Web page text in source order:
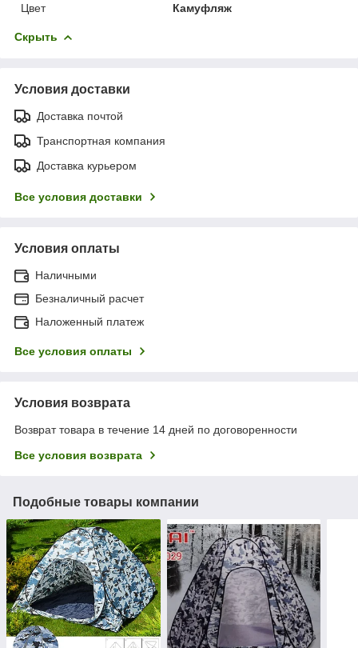
Цвет
Камуфляж
Скрыть
Условия доставки
Доставка почтой
Транспортная компания
Доставка курьером
Все условия доставки
Условия оплаты
Наличными
Безналичный расчет
Наложенный платеж
Все условия оплаты
Условия возврата
Возврат товара в течение 14 дней по договоренности
Все условия возврата
Подобные товары компании